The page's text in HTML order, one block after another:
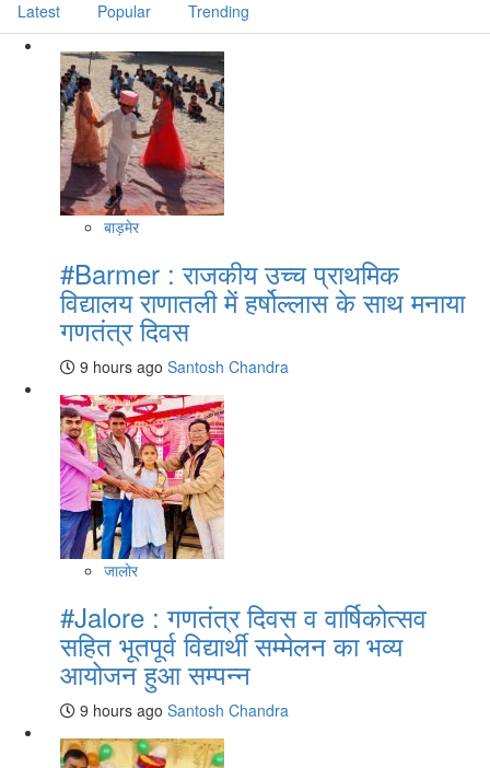
Latest Popular Trending
बाड़मेर
#Barmer : राजकीय उच्च प्राथमिक
विद्यालय राणातली में हर्षोल्लास के साथ मनाया
गणतंत्र दिवस
9 hours ago Santosh Chandra
जालोर
#Jalore : गणतंत्र दिवस व वार्षिकोत्सव
सहित भूतपूर्व विद्यार्थी सम्मेलन का भव्य
आयोजन हुआ सम्पन्न
9 hours ago Santosh Chandra